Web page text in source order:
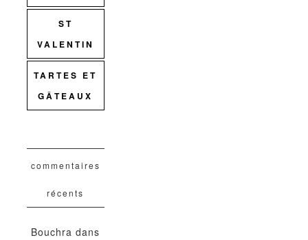
ST
VALENTIN
TARTES ET
GÂTEAUX
commentaires
récents
Bouchra dans